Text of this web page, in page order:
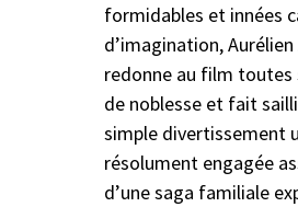
formidables et innées
d’imagination, Aurélien
redonne au film toutes
de noblesse et fait
simple divertissement
résolument engagée
d’une saga familiale